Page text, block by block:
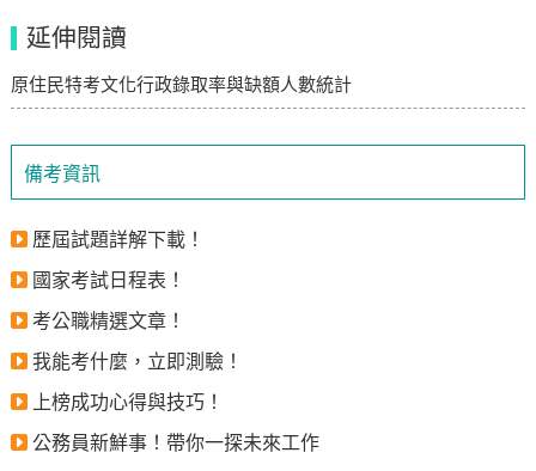
備考資訊
歷屆試題詳解下載！
國家考試日程表！
考公職精選文章！
我能考什麼，立即測驗！
上榜成功心得與技巧！
公務員新鮮事！帶你一探未來工作
延伸閱讀
原住民特考文化行政錄取率與缺額人數統計